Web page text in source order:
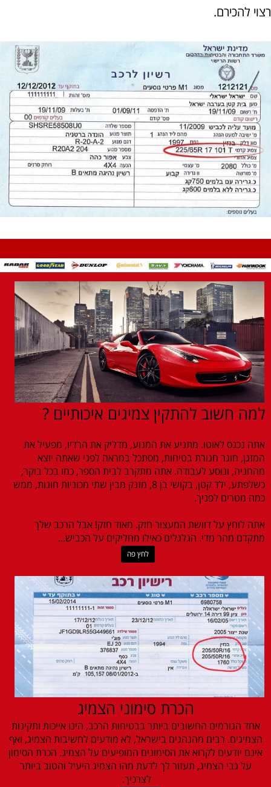
רצוי להכירם.
למה חשוב להתקין צמיגים איכותיים ?
אתה נכנס לאוטו. מתניע את המנוע, מדליק את הרדיו, מפעיל את
המזגן, חוגר חגורת בטיחות, מסתכל במראה לפני שאתה יוצא
מהחניה, ונוסע לעבודה. אתה מתקרב לבית הספר, כמו בכל בוקר,
כשלפתע, ילד קטן, בקושי בן 8, מזנק מבין שתי מכוניות חונות, ממש
כמה מטרים לפניך.
אתה לוחץ על דוושת המעצור חזק. מאוד חזק! אבל הרכב שלך
מתקדם מהר מדי. הגלגלים כאילו מחליקים על הכביש...
לחץ פה
הכרת סימוני הצמיג
אחד הגורמים החשובים ביותר בבטיחות הרכב, הינו אייכות ותקינות
הצמיגים. רבים מהנהגים בישראל, לא מודעים לחשיבות הצמיג, ואף
אינם יודעים לקרוא את הסימונים המופיעים על הצמיג. הכרת הסימון
על גבי הצמיג, תעזור לך לדעת מהו הצמיג היעיל והטוב ביותר
לצרכיך.